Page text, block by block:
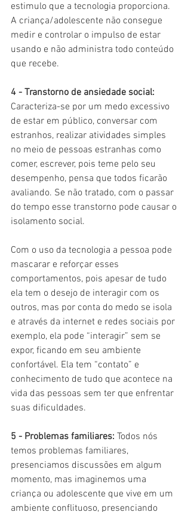
estimulo que a tecnologia proporciona.
A criança/adolescente não consegue
medir e controlar o impulso de estar
usando e não administra todo conteúdo
que recebe.
4 - Transtorno de ansiedade social:
Caracteriza-se por um medo excessivo
de estar em público, conversar com
estranhos, realizar atividades simples
no meio de pessoas estranhas como
comer, escrever, pois teme pelo seu
desempenho, pensa que todos ficarão
avaliando. Se não tratado, com o passar
do tempo esse transtorno pode causar o
isolamento social.
Com o uso da tecnologia a pessoa pode
mascarar e reforçar esses
comportamentos, pois apesar de tudo
ela tem o desejo de interagir com os
outros, mas por conta do medo se isola
e através da internet e redes sociais por
exemplo, ela pode “interagir” sem se
expor, ficando em seu ambiente
confortável. Ela tem “contato” e
conhecimento de tudo que acontece na
vida das pessoas sem ter que enfrentar
suas dificuldades.
5 - Problemas familiares: Todos nós
temos problemas familiares,
presenciamos discussões em algum
momento, mas imaginemos uma
criança ou adolescente que vive em um
ambiente conflituoso, presenciando